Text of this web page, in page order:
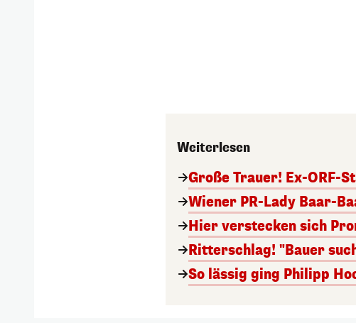
Weiterlesen
Große Trauer! Ex-ORF-
Wiener PR-Lady Baar-
Hier verstecken sich
Ritterschlag! "Bauer
So lässig ging Philipp